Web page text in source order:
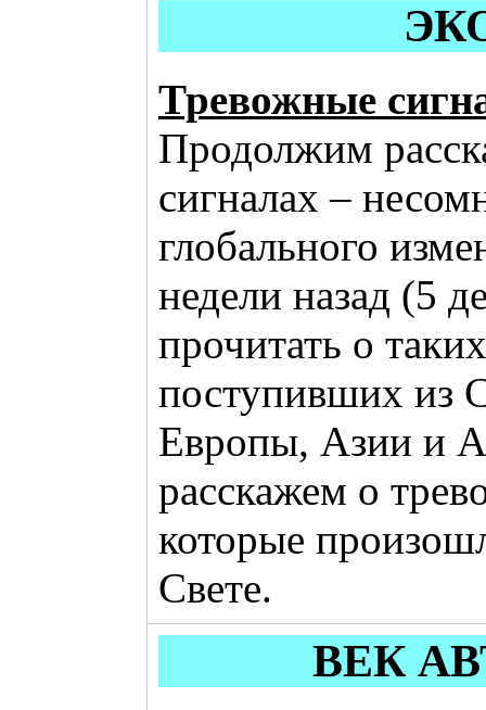
Тревожные
Продолжим
сигналах –
глобального
недели назад (5
прочитать о
поступивших из
Европы, Азии и
расскажем о
которые
Свете.
ВЕК